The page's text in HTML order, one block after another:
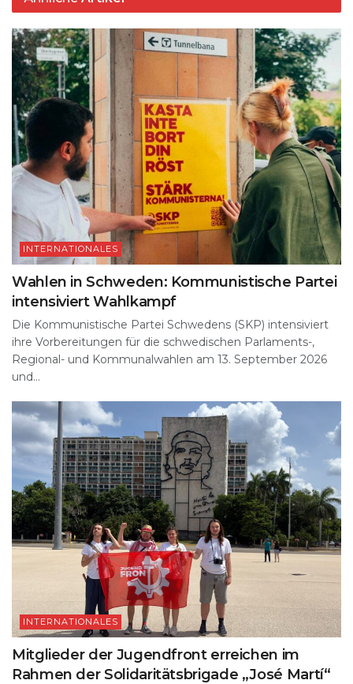
INTERNATIONALES
Wahlen in Schweden: Kommunistische Partei
intensiviert Wahlkampf
Die Kommunistische Partei Schwedens (SKP) intensiviert
ihre Vorbereitungen für die schwedischen Parlaments-,
Regional- und Kommunalwahlen am 13. September 2026
und...
INTERNATIONALES
Mitglieder der Jugendfront erreichen im
Rahmen der Solidaritätsbrigade „José Martí“